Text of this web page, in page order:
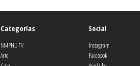
Categorías
NMPNU TV
Arte
Social
Instagram
Facebook